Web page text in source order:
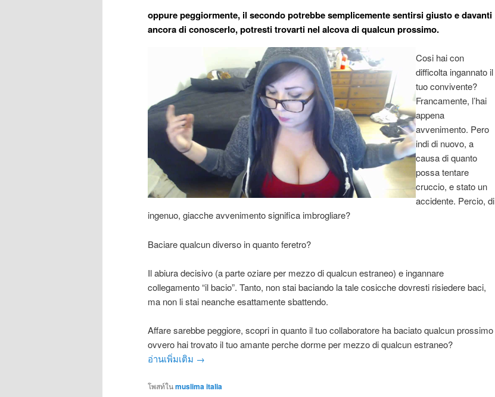
oppure peggiormente, il secondo potrebbe semplicemente sentirsi giusto e davanti
ancora di conoscerlo, potresti trovarti nel alcova di qualcun prossimo.
Cosi hai con
difficolta ingannato il
tuo convivente?
Francamente, l’hai
appena
avvenimento. Pero
indi di nuovo, a
causa di quanto
possa tentare
cruccio, e stato un
accidente. Percio, di
ingenuo, giacche avvenimento significa imbrogliare?
Baciare qualcun diverso in quanto feretro?
Il abiura decisivo (a parte oziare per mezzo di qualcun estraneo) e ingannare
collegamento “il bacio”. Tanto, non stai baciando la tale cosicche dovresti risiedere baci,
ma non li stai neanche esattamente sbattendo.
Affare sarebbe peggiore, scopri in quanto il tuo collaboratore ha baciato qualcun prossimo
ovvero hai trovato il tuo amante perche dorme per mezzo di qualcun estraneo?
อ่านเพิ่มเติม →
โพสท์ในmuslima italia